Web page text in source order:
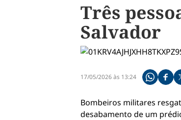
Três
Salvador
17/05/2026 às 13:24
Bombeiros militares
desabamento de um